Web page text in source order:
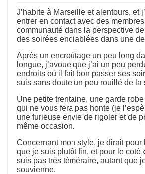
J’habite à Marseille et alentours, et
entrer en contact avec des
communauté dans la perspective
des soirées endiablées dans une
Après un encroûtage un peu long
longue, j’avoue que j’ai un peu
endroits où il fait bon passer ses
suis sans doute un peu rouillé de la
Une petite trentaine, une garde
qui ne vous fera pas honte (je
une furieuse envie de rigoler et de
même occasion.
Concernant mon style, je dirait pour
que je suis plutôt fin, et pour le coté
suis pas très téméraire, autant que
souvienne.